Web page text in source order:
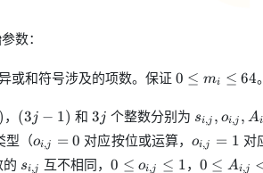
参数：
或和符号涉及的项数。保证 0\le
m_i\le
64
0 ≤ mi ≤ 64。
) ， (3j-
1)
(3j − 1 ) 和3j
3j 个整数分别为 s_{i,j},
o_{i,j},
A_{i,j}
si,j , oi,j , Ai
型（o_{i,j}=0
oi,j = 0 对应按位或运算，o_{i,j}=1
oi,j = 1 对
s_{i,j}
si,j 互不相同，0\le
0 ≤ oi,j ≤ 1 ， 0\le
0 ≤ Ai,j